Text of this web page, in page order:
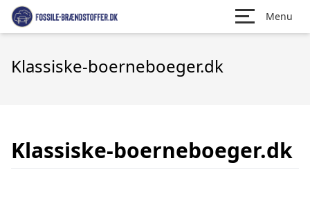
Menu
Klassiske-boerneboeger.dk
Klassiske-boerneboeger.dk